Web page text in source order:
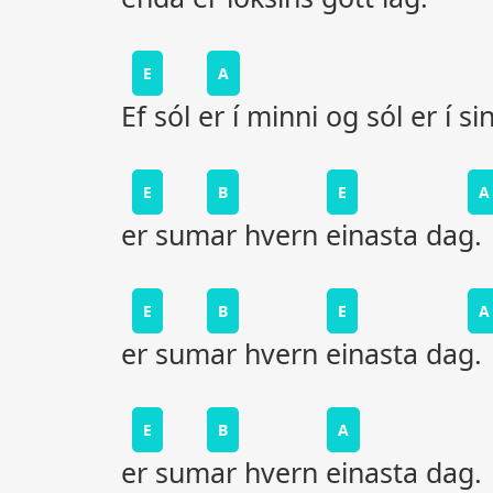
E A
Ef sól er í minni og sól er í
E B E A
er sumar hvern einasta dag.
E B E A
er sumar hvern einasta dag.
E B A
er sumar hvern einasta dag.